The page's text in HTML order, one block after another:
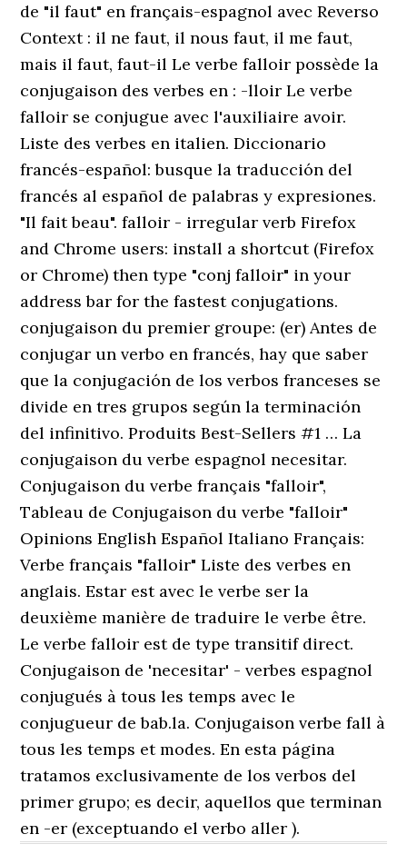
de "il faut" en français-espagnol avec Reverso
Context : il ne faut, il nous faut, il me faut,
mais il faut, faut-il Le verbe falloir possède la
conjugaison des verbes en : -lloir Le verbe
falloir se conjugue avec l'auxiliaire avoir.
Liste des verbes en italien. Diccionario
francés-español: busque la traducción del
francés al español de palabras y expresiones.
"Il fait beau". falloir - irregular verb Firefox
and Chrome users: install a shortcut (Firefox
or Chrome) then type "conj falloir" in your
address bar for the fastest conjugations.
conjugaison du premier groupe: (er) Antes de
conjugar un verbo en francés, hay que saber
que la conjugación de los verbos franceses se
divide en tres grupos según la terminación
del infinitivo. Produits Best-Sellers #1 … La
conjugaison du verbe espagnol necesitar.
Conjugaison du verbe français "falloir",
Tableau de Conjugaison du verbe "falloir"
Opinions English Español Italiano Français:
Verbe français "falloir" Liste des verbes en
anglais. Estar est avec le verbe ser la
deuxième manière de traduire le verbe être.
Le verbe falloir est de type transitif direct.
Conjugaison de 'necesitar' - verbes espagnol
conjugués à tous les temps avec le
conjugueur de bab.la. Conjugaison verbe fall à
tous les temps et modes. En esta página
tratamos exclusivamente de los verbos del
primer grupo; es decir, aquellos que terminan
en -er (exceptuando el verbo aller ).